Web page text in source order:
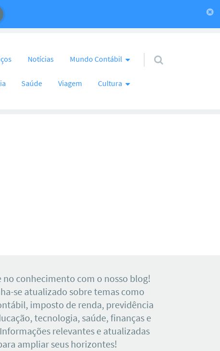
Notícias Mundo Contábil
Saúde Viagem Cultura
no conhecimento com o nosso blog!
se atualizado sobre temas como
imposto de renda, previdência
tecnologia, saúde, finanças e
relevantes e atualizadas
ampliar seus horizontes!